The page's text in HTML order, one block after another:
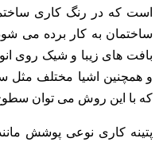
است که در رنگ کاری
ساختمان به کار برده می
بافت های زیبا و شیک روی
و همچنین اشیا مختلف مثل
که با این روش می توان
پتینه کاری نوعی پوشش